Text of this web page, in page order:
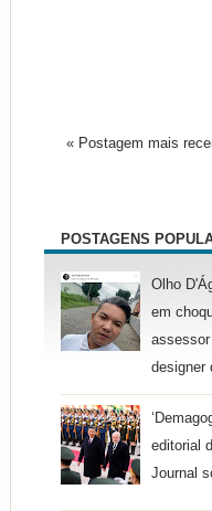
« Postagem mais
POSTAGENS
Olho
em
designer
editorial
Journal